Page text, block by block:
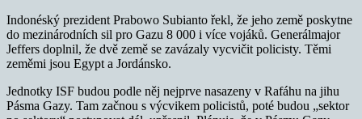
Indonéský prezident Prabowo Subianto řekl, že jeho země poskytne
do mezinárodních sil pro Gazu 8 000 i více vojáků. Generálmajor
Jeffers doplnil, že dvě země se zavázaly vycvičit policisty. Těmi
zeměmi jsou Egypt a Jordánsko.
Jednotky ISF budou podle něj nejprve nasazeny v Rafáhu na jihu
Pásma Gazy. Tam začnou s výcvikem policistů, poté budou „sektor